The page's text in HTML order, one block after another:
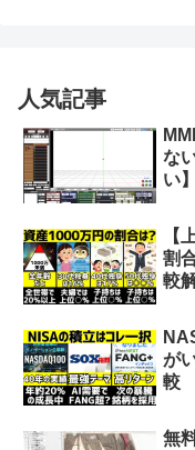
人気記事
な
い】
【
割
較
が
較
無